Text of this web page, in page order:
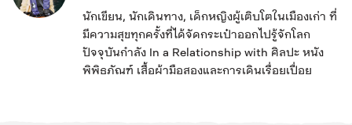
นักเขียน, นักเดินทาง, เด็กหญิงผู้เติบโตในเมืองเก่า ที่
มีความสุขทุกครั้งที่ได้จัดกระเป๋าออกไปรู้จักโลก
ปัจจุบันกำลัง In a Relationship with ศิลปะ หนัง
พิพิธภัณฑ์ เสื้อผ้ามือสองและการเดินเรื่อยเปื่อย